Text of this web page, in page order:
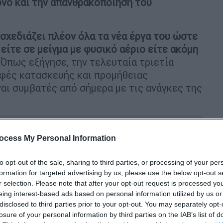
My Personal Information
opt-out of the sale, sharing to third parties, or processing of your
for targeted advertising by us, please use the below opt-out
selection. Please note that after your opt-out request is processed
interest-based ads based on personal information utilized by us
to third parties prior to your opt-out. You may separately
of your personal information by third parties on the IAB’s list of
σχεδιάζει πλέον όλα τα νέα έργα του ώστε
σε μείγμα με φυσικό αέριο είτε ακόμη
Όπως εξήγησε, την τελευταία τριετία
κατασκευής και προμήθειας
συμβατές από σήμερα με τις ανάγκες της
στο συνέδριο της «Η»: Η μεγάλη
ηλεκτρικής ενέργειας